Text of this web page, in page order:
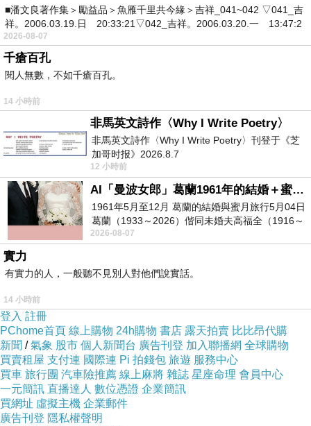
上一篇：
下一篇：
■潘文良著作集＞勵益品＞魚雁千里共今緣＞吉祥_041~042 ▽041_吉
祥。2006.03.19.日 20:33:21▽042_吉祥。2006.03.20.一 13:47:2
2026-08-07
千瘡百孔
閱人無數，不如千瘡百孔。
14 小時前
非馬英文詩作〈Why I Write Poetry〉
非馬英文詩作〈Why I Write Poetry〉刊登于《芝
加哥时报》2026.8.7
12 小時前
AI「曼波女郎」葛蘭1961年的結婚＋蜜月旅行 #戀上老電影 #葛蘭 #粟子
1961年5月至12月 葛蘭的結婚與蜜月旅行5月04日
葛蘭（1933～2026）偕同未婚夫高福全（1916～
2004）乘郵輪赴倫敦6月15日於英國倫敦St.S
2026-08-07
實力
有實力的人，一般聽不見別人對他們說實話。
14 小時前
登入 註冊
PChome首頁 線上購物 24h購物 書店 露天拍賣 比比昂代購
新聞 /氣象 股市 個人新聞台 廣告刊登 加入聯播網 全球購物
買賣租屋 支付連 國際連 Pi 拍錢包 旅遊 服務中心
買車 旅行團 汽車險推薦 線上麻將 雜誌 星座命理 會員中心
一元簡訊 直播達人 數位憑證 企業簡訊
買網址 虛擬主機 企業郵件
廣告刊登 隱私權聲明